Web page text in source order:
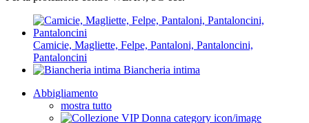
Camicie, Magliette, Felpe, Pantaloni, Pantaloncini,
Pantaloncini
Biancheria intima
Abbigliamento
mostra tutto